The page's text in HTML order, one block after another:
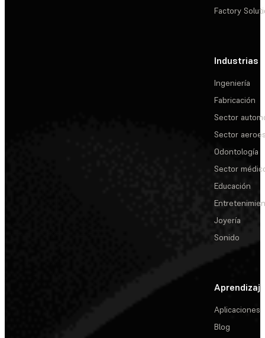
Factory
Industrias
Ingeniería
Fabricación
Sector
Sector
Odontología
Sector
Educación
Joyería
Sonido
Aprendizaje
Aplicaciones
Blog